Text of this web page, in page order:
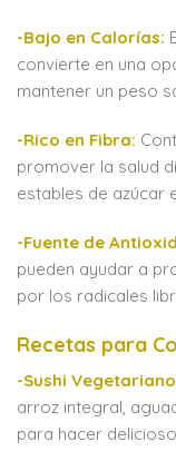
-Bajo en Calorías:
convierte en una
mantener un peso
-Rico en Fibra:
promover la salud
estables de azúcar
-Fuente de
pueden ayudar a
por los radicales
Recetas para
-Sushi
arroz integral,
para hacer